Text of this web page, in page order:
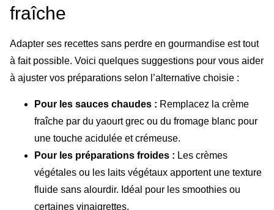
fraîche
Adapter ses recettes sans perdre en gourmandise est tout
à fait possible. Voici quelques suggestions pour vous aider
à ajuster vos préparations selon l’alternative choisie :
Pour les sauces chaudes : Remplacez la crème
fraîche par du yaourt grec ou du fromage blanc pour
une touche acidulée et crémeuse.
Pour les préparations froides : Les crèmes
végétales ou les laits végétaux apportent une texture
fluide sans alourdir. Idéal pour les smoothies ou
certaines vinaigrettes.